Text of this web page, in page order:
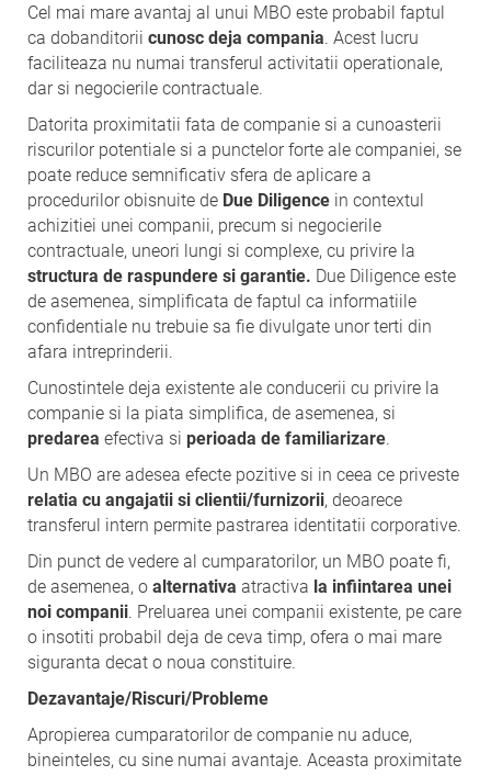
Cel mai mare avantaj al unui MBO este probabil faptul
ca dobanditorii cunosc deja compania. Acest lucru
faciliteaza nu numai transferul activitatii operationale,
dar si negocierile contractuale.
Datorita proximitatii fata de companie si a cunoasterii
riscurilor potentiale si a punctelor forte ale companiei, se
poate reduce semnificativ sfera de aplicare a
procedurilor obisnuite de Due Diligence in contextul
achizitiei unei companii, precum si negocierile
contractuale, uneori lungi si complexe, cu privire la
structura de raspundere si garantie. Due Diligence este
de asemenea, simplificata de faptul ca informatiile
confidentiale nu trebuie sa fie divulgate unor terti din
afara intreprinderii.
Cunostintele deja existente ale conducerii cu privire la
companie si la piata simplifica, de asemenea, si
predarea efectiva si perioada de familiarizare.
Un MBO are adesea efecte pozitive si in ceea ce priveste
relatia cu angajatii si clientii/furnizorii, deoarece
transferul intern permite pastrarea identitatii corporative.
Din punct de vedere al cumparatorilor, un MBO poate fi,
de asemenea, o alternativa atractiva la infiintarea unei
noi companii. Preluarea unei companii existente, pe care
o insotiti probabil deja de ceva timp, ofera o mai mare
siguranta decat o noua constituire.
Dezavantaje/Riscuri/Probleme
Apropierea cumparatorilor de companie nu aduce,
bineinteles, cu sine numai avantaje. Aceasta proximitate